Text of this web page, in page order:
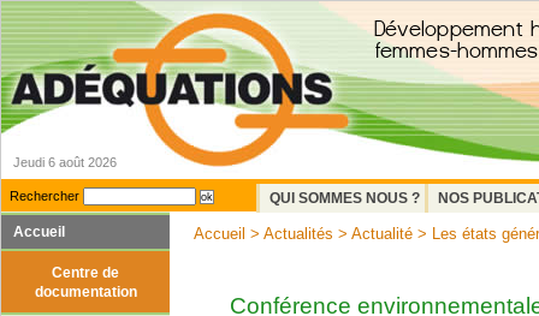
Jeudi 6 août 2026
Rechercher QUI SOMMES NOUS ?
NOS
Accueil
Centre de
documentation
Accueil > Actualités > Actualité > Les états
Conférence